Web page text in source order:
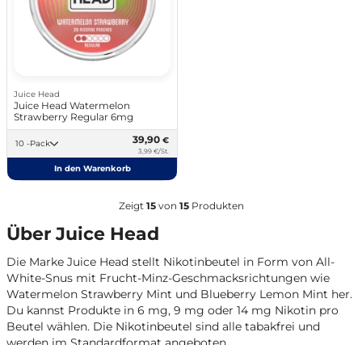
Juice Head
Juice Head Watermelon
Strawberry Regular 6mg
10 -Pack 39,90 €
3,99 €/St.
In den Warenkorb
Zeigt 15von 15 Produkten
Über Juice Head
Die Marke Juice Head stellt Nikotinbeutel in Form von All-
White-Snus mit Frucht-Minz-Geschmacksrichtungen wie
Watermelon Strawberry Mint und Blueberry Lemon Mint her.
Du kannst Produkte in 6 mg, 9 mg oder 14 mg Nikotin pro
Beutel wählen. Die Nikotinbeutel sind alle tabakfrei und